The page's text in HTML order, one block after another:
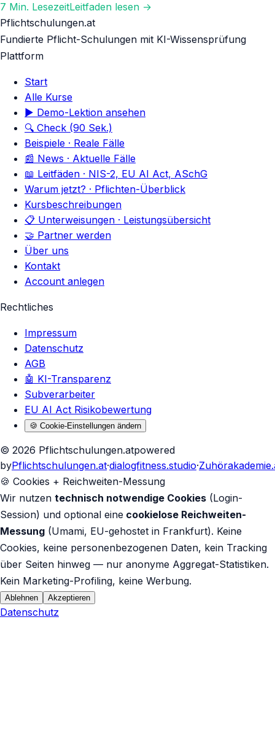
7 Min. LesezeitLeitfaden lesen →
Pflichtschulungen.at
Fundierte Pflicht-Schulungen mit KI-Wissensprüfung
Plattform
Start
Alle Kurse
▶ Demo-Lektion ansehen
🔍 Check (90 Sek.)
Beispiele · Reale Fälle
📰 News · Aktuelle Fälle
📖 Leitfäden · NIS-2, EU AI Act, ASchG
Warum jetzt? · Pflichten-Überblick
Kursbeschreibungen
📋 Unterweisungen · Leistungsübersicht
🤝 Partner werden
Über uns
Kontakt
Account anlegen
Rechtliches
Impressum
Datenschutz
AGB
🤖 KI-Transparenz
Subverarbeiter
EU AI Act Risikobewertung
🍪 Cookie-Einstellungen ändern
© 2026 Pflichtschulungen.atpowered
byPflichtschulungen.at·dialogfitness.studio·
🍪 Cookies + Reichweiten-Messung
Wir nutzen technisch notwendige Cookies (Login-
Session) und optional eine cookielose Reichweiten-
Messung (Umami, EU-gehostet in Frankfurt). Keine
Cookies, keine personenbezogenen Daten, kein Tracking
über Seiten hinweg — nur anonyme Aggregat-Statistiken.
Kein Marketing-Profiling, keine Werbung.
Ablehnen Akzeptieren
Datenschutz